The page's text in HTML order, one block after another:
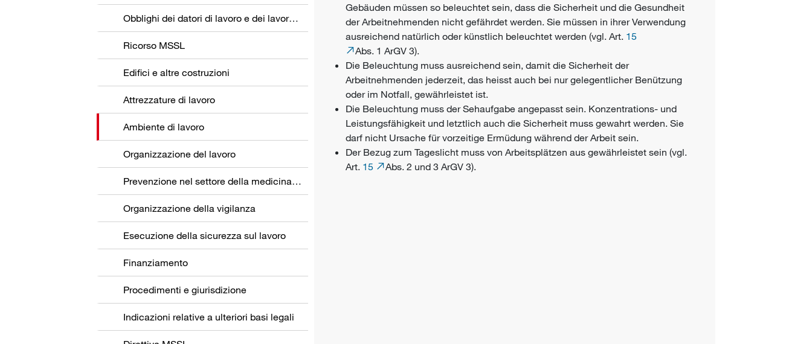
Obblighi dei datori di lavoro e dei lavoratori
Ricorso MSSL
Edifici e altre costruzioni
Attrezzature di lavoro
Ambiente di lavoro
Organizzazione del lavoro
Prevenzione nel settore della medicina del lavoro
Organizzazione della vigilanza
Esecuzione della sicurezza sul lavoro
Finanziamento
Procedimenti e giurisdizione
Indicazioni relative a ulteriori basi legali
Gebäuden müssen so beleuchtet sein, dass die Sicherheit und die Gesundheit
der Arbeitnehmenden nicht gefährdet werden. Sie müssen in ihrer Verwendung
ausreichend natürlich oder künstlich beleuchtet werden (vgl. Art. 15
Abs. 1 ArGV 3).
Die Beleuchtung muss ausreichend sein, damit die Sicherheit der
Arbeitnehmenden jederzeit, das heisst auch bei nur gelegentlicher Benützung
oder im Notfall, gewährleistet ist.
Die Beleuchtung muss der Sehaufgabe angepasst sein. Konzentrations- und
Leistungsfähigkeit und letztlich auch die Sicherheit muss gewahrt werden. Sie
darf nicht Ursache für vorzeitige Ermüdung während der Arbeit sein.
Der Bezug zum Tageslicht muss von Arbeitsplätzen aus gewährleistet sein (vgl.
Art. 15 Abs. 2 und 3 ArGV 3).